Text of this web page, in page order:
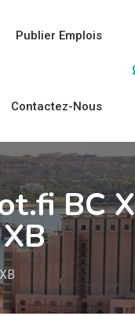
Publier Emplois
Contactez-Nous
BC